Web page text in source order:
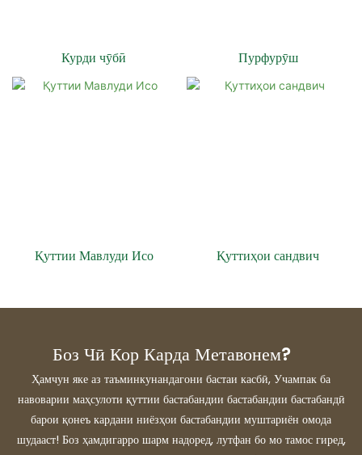
Курди чӯбӣ Пурфурӯш
Қуттии Мавлуди Исо Қуттиҳои сандвич
Боз Чӣ Кор Карда Метавонем?
Ҳамчун яке аз таъминкунандагони бастаи касбӣ, Учампак ба
навоварии маҳсулоти қуттии бастабандии бастабандии бастабандӣ
барои қонеъ кардани ниёзҳои бастабандии муштариён омода
шудааст! Боз ҳамдигарро шарм надоред, лутфан бо мо тамос гиред,